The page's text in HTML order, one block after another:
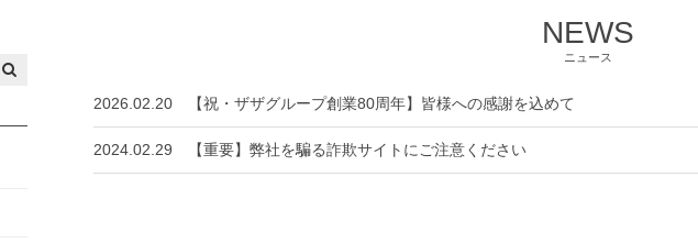
NEWS
ニュース
2026.02.20 【祝・ザザグループ創業80周年】皆様への感謝を込めて
2024.02.29 【重要】弊社を騙る詐欺サイトにご注意ください